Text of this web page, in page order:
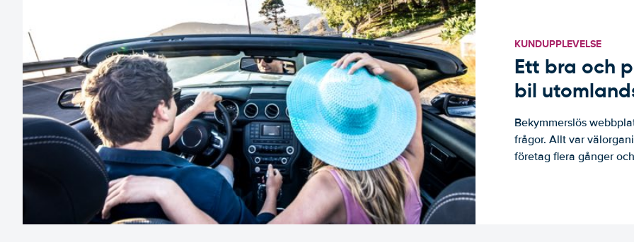
KUNDUPPLEVELSE
Ett bra och
bil
Bekymmerslös
frågor. Allt var
företag flera gånger